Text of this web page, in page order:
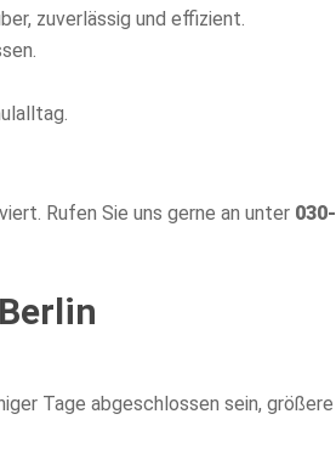
zuverlässig und effizient.
Rufen Sie uns gerne an unter 030-
Tage abgeschlossen sein, größere